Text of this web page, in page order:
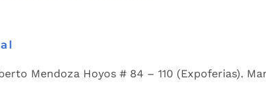
Mendoza Hoyos # 84 – 110 (Expoferias).